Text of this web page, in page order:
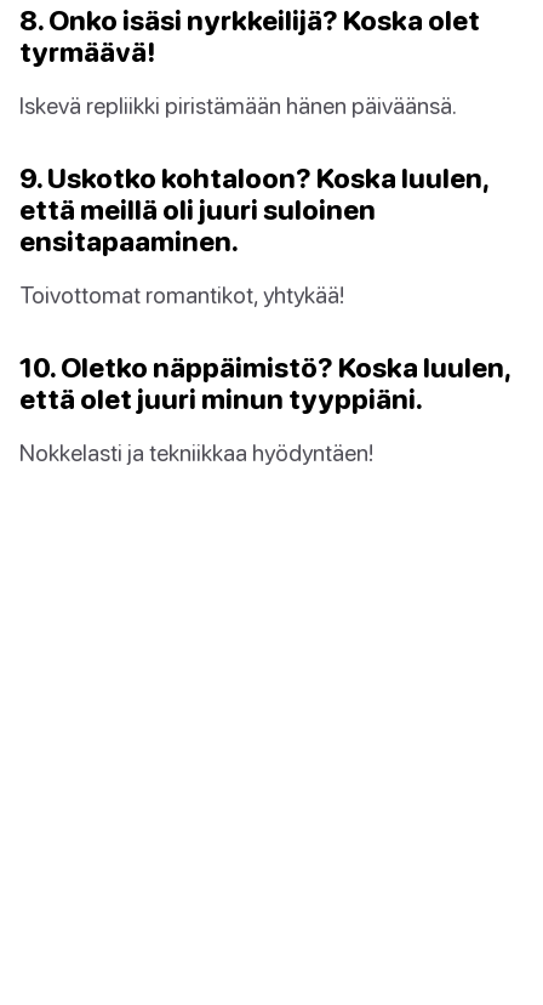
8. Onko isäsi nyrkkeilijä? Koska olet
tyrmäävä!
Iskevä repliikki piristämään hänen päiväänsä.
9. Uskotko kohtaloon? Koska luulen,
että meillä oli juuri suloinen
ensitapaaminen.
Toivottomat romantikot, yhtykää!
10. Oletko näppäimistö? Koska luulen,
että olet juuri minun tyyppiäni.
Nokkelasti ja tekniikkaa hyödyntäen!